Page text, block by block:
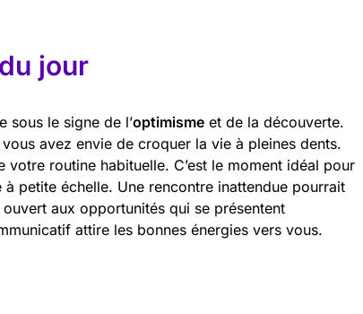
jour
sous le signe de l’optimisme et de la découverte.
avez envie de croquer la vie à pleines dents.
routine habituelle. C’est le moment idéal pour
à petite échelle. Une rencontre inattendue pourrait
aux opportunités qui se présentent
attire les bonnes énergies vers vous.